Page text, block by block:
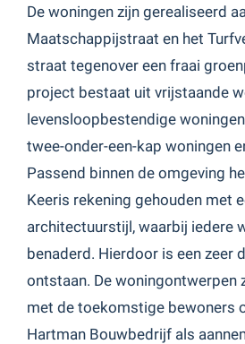
De woningen zijn gerealiseerd
Maatschappijstraat en het
straat tegenover een fraai
project bestaat uit vrijstaande
levensloopbestendige
twee-onder-een-kap woningen
Passend binnen de omgeving
Keeris rekening gehouden met
architectuurstijl, waarbij iedere
benaderd. Hierdoor is een zeer
ontstaan. De woningontwerpen
met de toekomstige bewoners
Hartman Bouwbedrijf als